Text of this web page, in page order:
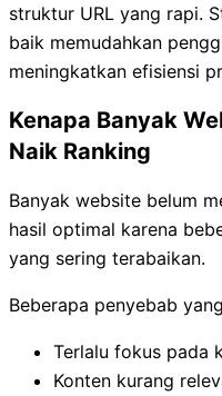
struktur URL yang rapi.
baik memudahkan
meningkatkan efisiensi
Kenapa Banyak
Naik Ranking
Banyak website belum
hasil optimal karena
yang sering terabaikan.
Beberapa penyebab
Terlalu fokus pada
Konten kurang